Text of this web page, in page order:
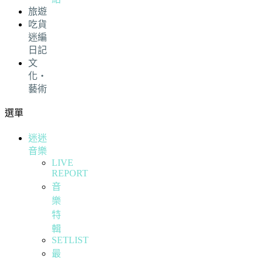
旅遊
吃貨
迷編
日記
文
化・
藝術
選單
迷迷
音樂
LIVE
REPORT
音
樂
特
輯
SETLIST
最